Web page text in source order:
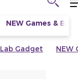
NEW Games &
Lab Gadget NEW